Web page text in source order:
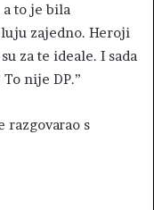
a to je bila
zajedno. Heroji
za te ideale. I sada
nije DP.”
razgovarao s